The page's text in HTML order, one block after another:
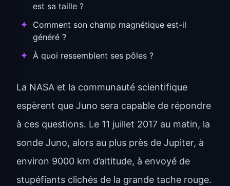
est sa taille ?
Comment son champ magnétique est-il
généré ?
À quoi ressemblent ses pôles ?
La NASA et la communauté scientifique
espèrent que Juno sera capable de répondre
à ces questions. Le 11 juillet 2017 au matin, la
sonde Juno, alors au plus près de Jupiter, à
environ 9000 km d’altitude, à envoyé de
stupéfiants clichés de la grande tache rouge.